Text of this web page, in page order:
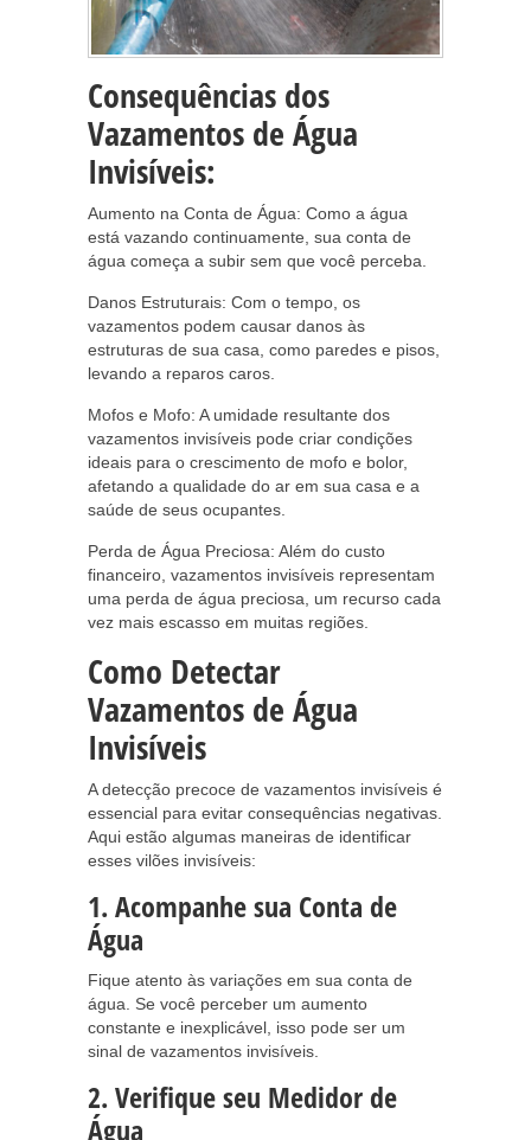
Consequências dos
Vazamentos de Água
Invisíveis:
Aumento na Conta de Água: Como a água
está vazando continuamente, sua conta de
água começa a subir sem que você perceba.
Danos Estruturais: Com o tempo, os
vazamentos podem causar danos às
estruturas de sua casa, como paredes e pisos,
levando a reparos caros.
Mofos e Mofo: A umidade resultante dos
vazamentos invisíveis pode criar condições
ideais para o crescimento de mofo e bolor,
afetando a qualidade do ar em sua casa e a
saúde de seus ocupantes.
Perda de Água Preciosa: Além do custo
financeiro, vazamentos invisíveis representam
uma perda de água preciosa, um recurso cada
vez mais escasso em muitas regiões.
Como Detectar
Vazamentos de Água
Invisíveis
A detecção precoce de vazamentos invisíveis é
essencial para evitar consequências negativas.
Aqui estão algumas maneiras de identificar
esses vilões invisíveis:
1. Acompanhe sua Conta de
Água
Fique atento às variações em sua conta de
água. Se você perceber um aumento
constante e inexplicável, isso pode ser um
sinal de vazamentos invisíveis.
2. Verifique seu Medidor de
Água